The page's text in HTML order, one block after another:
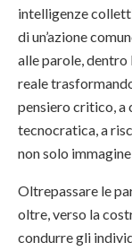
intelligenze
di un’azione
alle parole,
reale
pensiero critico, a
tecnocratica, a
non solo
Oltrepassare le
oltre, verso la
condurre gli